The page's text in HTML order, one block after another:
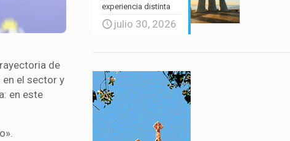
de
el sector y
en este
experiencia distinta
julio 30, 2026